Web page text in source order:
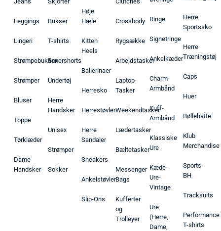
Leggings
Lingeri
Strømpebukser
Strømper
Bluser
Toppe
Tørklæder
Dame
Handsker
Bukser
T-shirts
Boxershorts
Undertøj
Herre
Handsker
Unisex
Strømper
Sokker
Høje
Hæle
Kitten
Heels
Ballerinaer
Herresko
Herrestøvler
Herre
Sandaler
Sneakers
Ankelstøvler
Slip-Ons
Crossbody
Rygsække
Arbejdstasker
Laptop-
Tasker
Weekendtasker
Lædertasker
Bæltetasker
Messenger
Bags
Kufferter
og
Trolleyer
Ringe
Signetringe
Ankelkæder
Charm-
Armbånd
Cuff-
Armbånd
Klassiske
Ure
Kæde-
Ure-
Vintage
Ure
(Herre,
Dame,
Herre
Sportssko
Herre
Træningstøj
Caps
Huer
Bøllehatte
Klub
Merchandise
Sports-
BH
Tracksuits
Performance
T-shirts